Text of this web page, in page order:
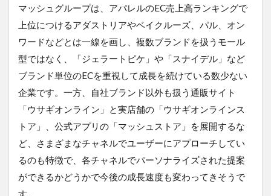
マッシュグループは、アパレルのEC売上高ランキングで
上位につけるアダストリアやベイクルーズ、パル、オン
ワードなどとは一線を画し、複数ブランドを扱うモール
型ではなく、「ジェラートピケ」や「スナイデル」など
ブランド単位のECを重視して成長を続けている数少ない
企業です。一方、自社ブランド以外も扱う通販サイト
「ウサギオンライン」と実店舗の「ウサギオンラインス
トア」、公式アプリの「マッシュストア」を展開するな
ど、さまざまなチャネルでユーザーにアプローチしてい
るのも特徴で、各チャネルでパーソナライズされた提案
ができるかどうかで今後の成長速度も変わってきそうで
す。